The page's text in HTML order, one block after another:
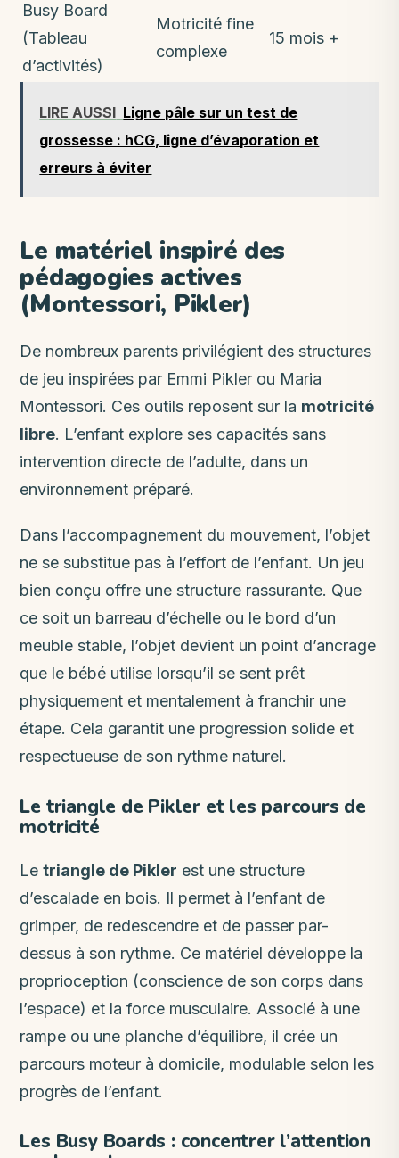
Busy Board
(Tableau
d’activités)
Motricité fine
complexe
15 mois +
LIRE AUSSI Ligne pâle sur un test de
grossesse : hCG, ligne d’évaporation et
erreurs à éviter
Le matériel inspiré des
pédagogies actives
(Montessori, Pikler)
De nombreux parents privilégient des structures
de jeu inspirées par Emmi Pikler ou Maria
Montessori. Ces outils reposent sur la motricité
libre. L’enfant explore ses capacités sans
intervention directe de l’adulte, dans un
environnement préparé.
Dans l’accompagnement du mouvement, l’objet
ne se substitue pas à l’effort de l’enfant. Un jeu
bien conçu offre une structure rassurante. Que
ce soit un barreau d’échelle ou le bord d’un
meuble stable, l’objet devient un point d’ancrage
que le bébé utilise lorsqu’il se sent prêt
physiquement et mentalement à franchir une
étape. Cela garantit une progression solide et
respectueuse de son rythme naturel.
Le triangle de Pikler et les parcours de
motricité
Letriangle de Pikler est une structure
d’escalade en bois. Il permet à l’enfant de
grimper, de redescendre et de passer par-
dessus à son rythme. Ce matériel développe la
proprioception (conscience de son corps dans
l’espace) et la force musculaire. Associé à une
rampe ou une planche d’équilibre, il crée un
parcours moteur à domicile, modulable selon les
progrès de l’enfant.
Les Busy Boards : concentrer l’attention